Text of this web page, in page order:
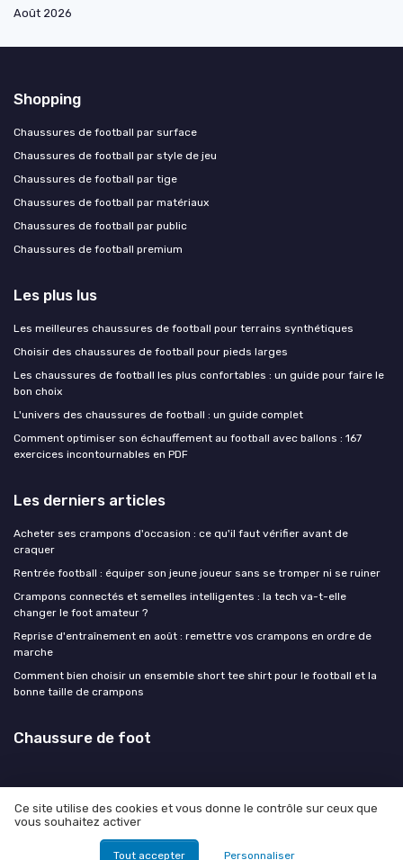
Août 2026
Shopping
Chaussures de football par surface
Chaussures de football par style de jeu
Chaussures de football par tige
Chaussures de football par matériaux
Chaussures de football par public
Chaussures de football premium
Les plus lus
Les meilleures chaussures de football pour terrains synthétiques
Choisir des chaussures de football pour pieds larges
Les chaussures de football les plus confortables : un guide pour faire le
bon choix
L'univers des chaussures de football : un guide complet
Comment optimiser son échauffement au football avec ballons : 167
exercices incontournables en PDF
Les derniers articles
Acheter ses crampons d'occasion : ce qu'il faut vérifier avant de
craquer
Rentrée football : équiper son jeune joueur sans se tromper ni se ruiner
Crampons connectés et semelles intelligentes : la tech va-t-elle
changer le foot amateur ?
Reprise d'entraînement en août : remettre vos crampons en ordre de
marche
Comment bien choisir un ensemble short tee shirt pour le football et la
bonne taille de crampons
Chaussure de foot
Mentions légales
© Chaussure de foot 2026
Ce site utilise des cookies et vous donne le contrôle sur ceux que
vous souhaitez activer
Tout accepter Personnaliser